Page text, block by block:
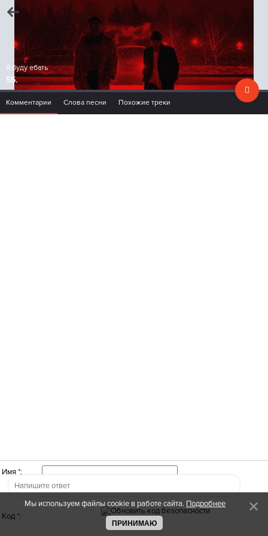
Я буду ебать
55.
Комментарии Слова песни Похожие треки
Имя *:
Код *:
Мы используем файлы cookie в работе сайта. Подробнее
ПРИНИМАЮ